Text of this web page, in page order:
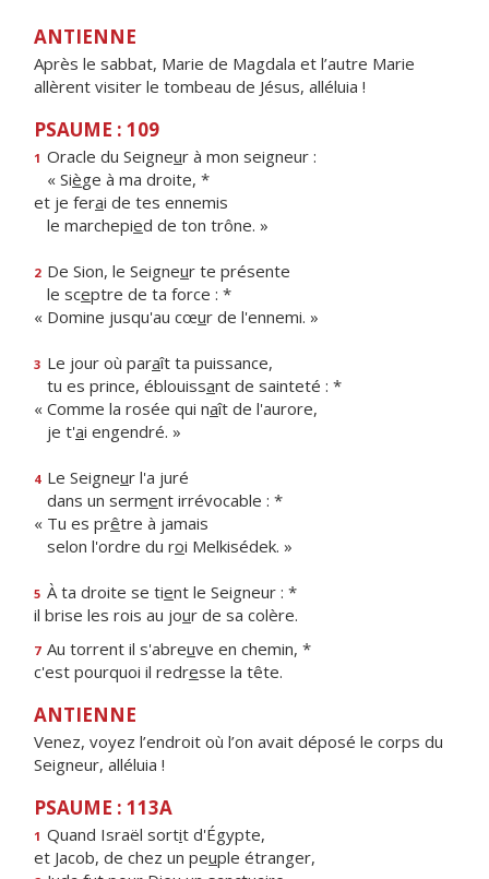
ANTIENNE
Après le sabbat, Marie de Magdala et l’autre Marie
allèrent visiter le tombeau de Jésus, alléluia !
PSAUME : 109
1 Oracle du Seigneur à mon seigneur :
« Siège à ma droite, *
et je ferai de tes ennemis
le marchepied de ton trône. »
2 De Sion, le Seigneur te présente
le sceptre de ta force : *
« Domine jusqu'au cœur de l'ennemi. »
3 Le jour où paraît ta puissance,
tu es prince, éblouissant de sainteté : *
« Comme la rosée qui naît de l'aurore,
je t'ai engendré. »
4 Le Seigneur l'a juré
dans un serment irrévocable : *
« Tu es prêtre à jamais
selon l'ordre du roi Melkisédek. »
5 À ta droite se tient le Seigneur : *
il brise les rois au jour de sa colère.
7 Au torrent il s'abreuve en chemin, *
c'est pourquoi il redresse la tête.
ANTIENNE
Venez, voyez l’endroit où l’on avait déposé le corps du
Seigneur, alléluia !
PSAUME : 113A
1 Quand Israël sortit d'Égypte,
et Jacob, de chez un peuple étranger,